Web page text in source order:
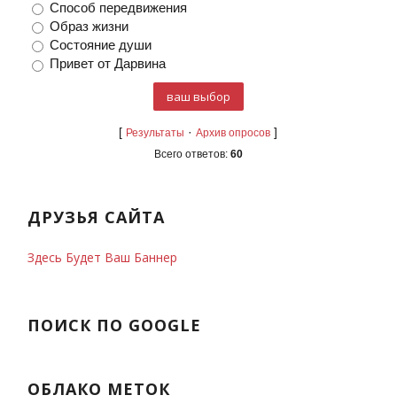
Способ передвижения
Образ жизни
Состояние души
Привет от Дарвина
[ Результаты ·Архив опросов ]
Всего ответов: 60
ДРУЗЬЯ САЙТА
Здесь Будет Ваш Баннер
ПОИСК ПО GOOGLE
ОБЛАКО МЕТОК